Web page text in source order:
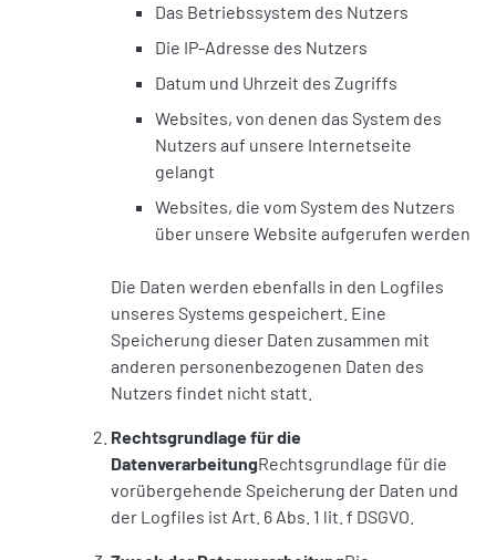
Das Betriebssystem des Nutzers
Die IP-Adresse des Nutzers
Datum und Uhrzeit des Zugriffs
Websites, von denen das System des
Nutzers auf unsere Internetseite
gelangt
Websites, die vom System des Nutzers
über unsere Website aufgerufen werden
Die Daten werden ebenfalls in den Logfiles
unseres Systems gespeichert. Eine
Speicherung dieser Daten zusammen mit
anderen personenbezogenen Daten des
Nutzers findet nicht statt.
Rechtsgrundlage für die
DatenverarbeitungRechtsgrundlage für die
vorübergehende Speicherung der Daten und
der Logfiles ist Art. 6 Abs. 1 lit. f DSGVO.